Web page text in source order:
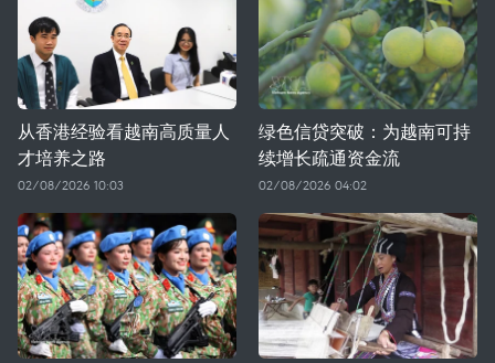
从香港经验看越南高质量人
才培养之路
02/08/2026 10:03
绿色信贷突破：为越南可持
续增长疏通资金流
02/08/2026 04:02